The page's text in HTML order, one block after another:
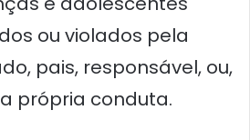
ou violados pela
pais, responsável, ou,
própria conduta.